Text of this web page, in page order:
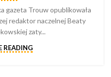
gazeta Trouw opublikowała
redaktor naczelnej Beaty
zaty...
READING